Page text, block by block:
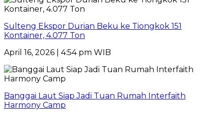
Sulteng Ekspor Durian Beku ke Tiongkok 151
Kontainer, 4.077 Ton
April 16, 2026 | 4:54 pm WIB
Banggai Laut Siap Jadi Tuan Rumah Interfaith
Harmony Camp